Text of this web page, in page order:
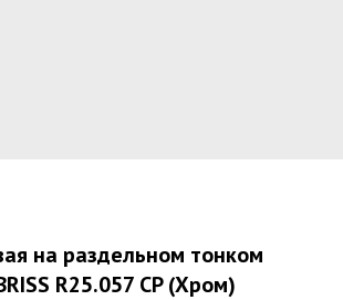
на раздельном тонком
R25.057 CP (Хром)